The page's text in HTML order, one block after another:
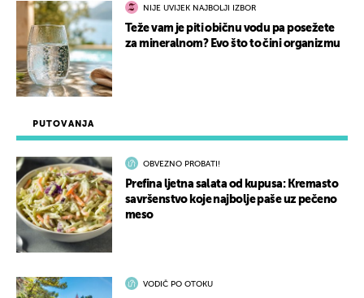
PUTOVANJA
OBVEZNO PROBATI!
Prefina ljetna salata od kupusa: Kremasto
savršenstvo koje najbolje paše uz pečeno
meso
VODIČ PO OTOKU
NIJE UVIJEK NAJBOLJI IZBOR
Teže vam je piti običnu vodu pa posežete
za mineralnom? Evo što to čini organizmu